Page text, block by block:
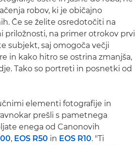
robov, ki je običajno
Če se želite osredotočiti na
priložnosti, na primer otrokov prvi
subjekt, saj omogoča večji
in kako hitro se ostrina zmanjša,
Tako so portreti in posnetki od
elementi fotografije in
prešli s pametnega
enega od Canonovih
, EOS R50 in EOS R10. "Ti